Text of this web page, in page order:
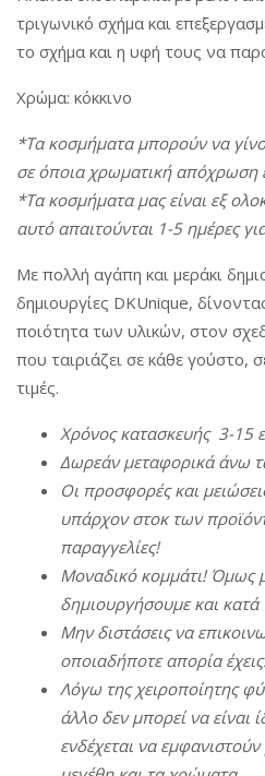
τριγωνικό σχήμα και
το σχήμα και η υφή τους να
Χρώμα: κόκκινο
*Τα κοσμήματα μπορούν να
σε όποια χρωματική απόχρωση
*Τα κοσμήματα μας είναι εξ
αυτό απαιτούνται 1-5 ημέρες
Με πολλή αγάπη και μεράκι
δημιουργίες DKUnique,
ποιότητα των υλικών, στον
που ταιριάζει σε κάθε γούστο,
τιμές.
Χρόνος κατασκευής 3-15
Δωρεάν μεταφορικά άνω
Οι προσφορές και
υπάρχον στοκ τωνπ
παραγγελίες!
Μοναδικό κομμάτι! Όμως
δημιουργήσουμε και κατά
Μην διστάσεις να επ
οποιαδήποτε απορία έχεις.
Λόγω της χειροποίητης
άλλο δεν μπορεί να είναι
ενδέχεται να εμφανιστούν